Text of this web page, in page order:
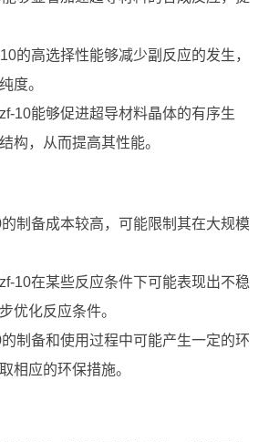
的高选择性能够减少副反应的发生，
度。
10能够促进超导材料晶体的有序生
构，从而提高其性能。
制备成本较高，可能限制其在大规模
10在某些反应条件下可能表现出不稳
优化反应条件。
制备和使用过程中可能产生一定的环
相应的环保措施。